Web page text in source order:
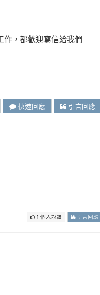
作，都歡迎寫信給我們
快速回應 引言回應
1 個人說讚 引言回應